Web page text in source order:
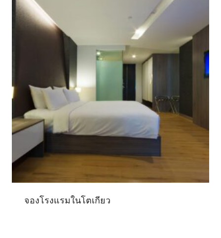
จองโรงแรมในโตเกียว